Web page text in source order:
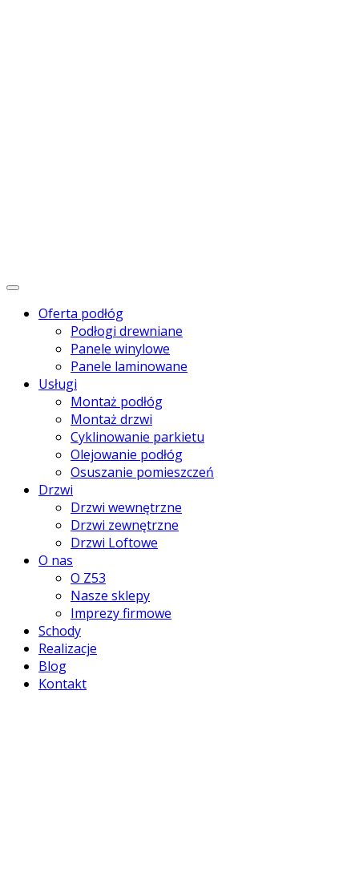
Menu
Oferta podłóg
Podłogi drewniane
Panele winylowe
Panele laminowane
Usługi
Montaż podłóg
Montaż drzwi
Cyklinowanie parkietu
Olejowanie podłóg
Osuszanie pomieszczeń
Drzwi
Drzwi wewnętrzne
Drzwi zewnętrzne
Drzwi Loftowe
O nas
O Z53
Nasze sklepy
Imprezy firmowe
Schody
Realizacje
Blog
Kontakt